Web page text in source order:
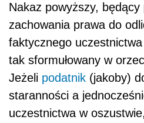
Nakaz powyższy, będący
zachowania prawa do
faktycznego
tak sformułowany w
Jeżeli podatnik (jakoby)
staranności a
uczestnictwa w